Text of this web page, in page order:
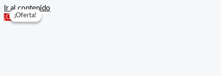
Ir al contenido
¡Oferta!
¡Oferta!
¡Oferta!